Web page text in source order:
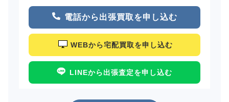
電話から出張買取を申し込む
WEBから宅配買取を申し込む
LINEから出張査定を申し込む